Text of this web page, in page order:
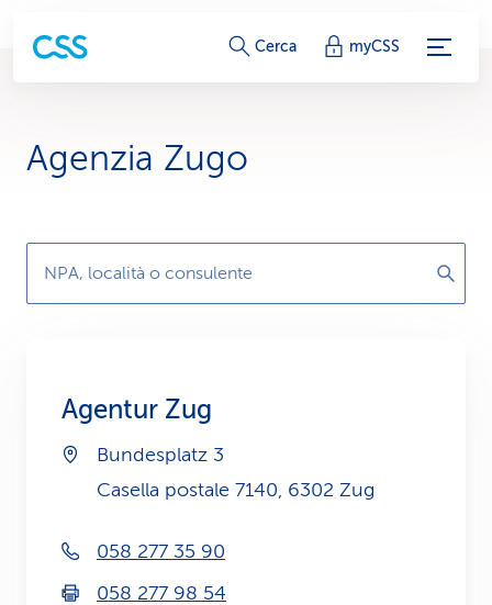
c
g
a
t
Cerca myCSS
Agenzia Zugo
NPA, località o consulente
Agentur Zug
Bundesplatz 3
Casella postale 7140, 6302 Zug
058 277 35 90
058 277 98 54